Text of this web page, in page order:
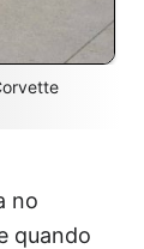
no
quando